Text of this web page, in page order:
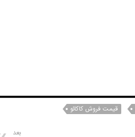
قیمت فروش کاکائو
بعد